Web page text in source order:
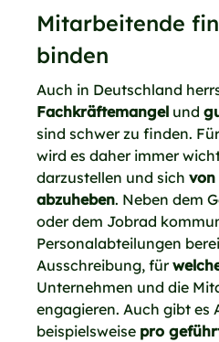
Mitarbeitende
binden
Auch in Deutschland
Fachkräftemangel und
sind schwer zu finden.
wird es daher immer
darzustellen und sich von
abzuheben. Neben dem
oder dem Jobrad
Personalabteilungen
Ausschreibung, für
Unternehmen und die
engagieren. Auch gibt es
beispielsweise pro